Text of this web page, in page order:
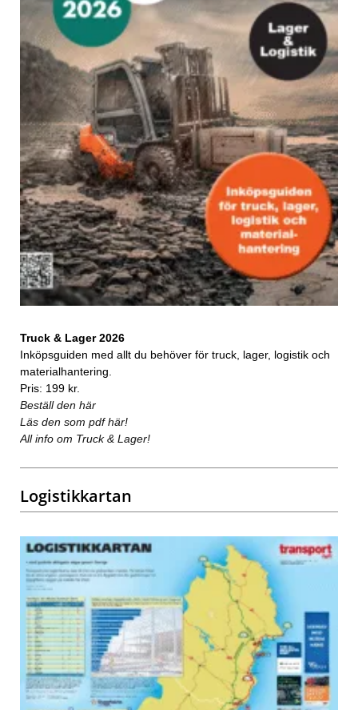
Truck & Lager 2026
Inköpsguiden med allt du behöver för truck, lager, logistik och
materialhantering.
Pris: 199 kr.
Beställ den här
Läs den som pdf här!
All info om Truck & Lager!
Logistikkartan